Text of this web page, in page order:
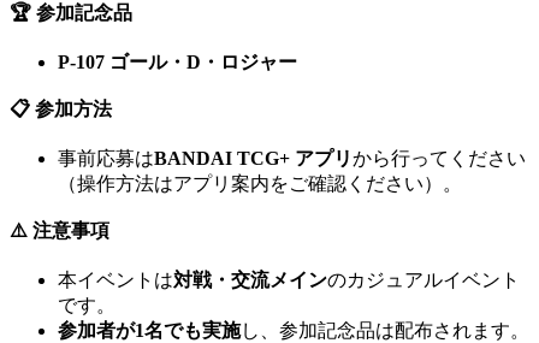
🏆 参加記念品
P-107 ゴール・D・ロジャー
📋 参加方法
事前応募はBANDAI TCG+ アプリから行ってください
（操作方法はアプリ案内をご確認ください）。
⚠️ 注意事項
本イベントは対戦・交流メインのカジュアルイベント
です。
参加者が1名でも実施し、参加記念品は配布されます。